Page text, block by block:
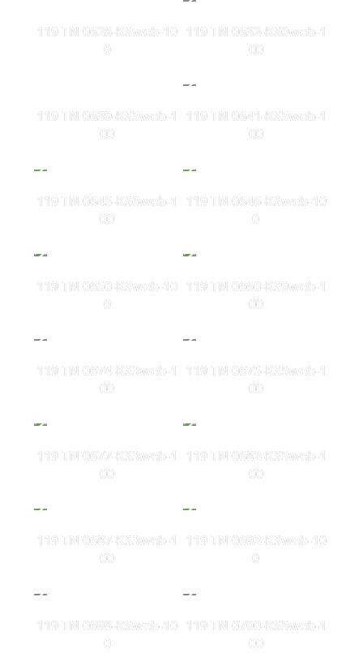
119 TN 0628-KSweb-10
0
119 TN 0632-KS0web-1
00
119 TN 0639-KS5web-1
00
119 TN 0641-KS5web-1
00
119 TN 0645-KS6web-1
00
119 TN 0646-KSweb-10
0
119 TN 0650-KSweb-10
0
119 TN 0660-KS9web-1
00
119 TN 0674-KS3web-1
00
119 TN 0675-KS5web-1
00
119 TN 0677-KS3web-1
00
119 TN 0682-KS5web-1
00
119 TN 0687-KS3web-1
00
119 TN 0692-KSweb-10
0
119 TN 0698-KSweb-10
0
119 TN 0700-KS5web-1
00